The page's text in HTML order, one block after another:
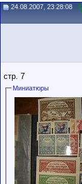
24.08.2007, 23:28:08
стр. 7
Миниатюры